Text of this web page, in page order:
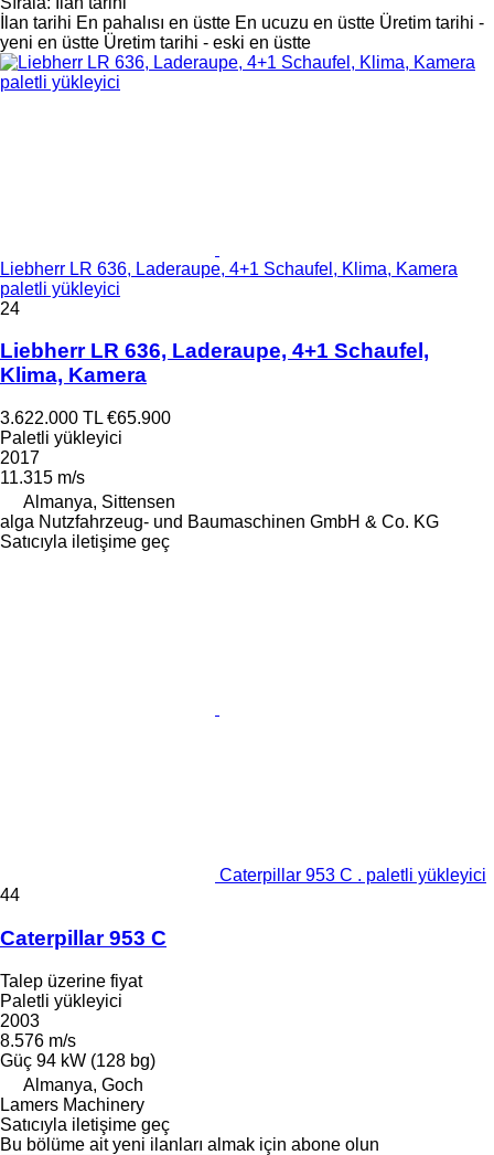
İlan tarihi En pahalısı en üstte En ucuzu en üstte Üretim tarihi -
yeni en üstte Üretim tarihi - eski en üstte
Liebherr LR 636, Laderaupe, 4+1 Schaufel, Klima, Kamera
paletli yükleyici
24
Liebherr LR 636, Laderaupe, 4+1 Schaufel,
Klima, Kamera
3.622.000 TL €65.900
Paletli yükleyici
2017
11.315 m/s
Almanya, Sittensen
alga Nutzfahrzeug- und Baumaschinen GmbH & Co. KG
Satıcıyla iletişime geç
Caterpillar 953 C . paletli yükleyici
44
Caterpillar 953 C
Talep üzerine fiyat
Paletli yükleyici
2003
8.576 m/s
Güç 94 kW (128 bg)
Almanya, Goch
Lamers Machinery
Satıcıyla iletişime geç
Bu bölüme ait yeni ilanları almak için abone olun